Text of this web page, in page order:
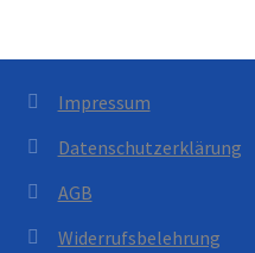
Impressum
Datenschutzerklärung
AGB
Widerrufsbelehrung